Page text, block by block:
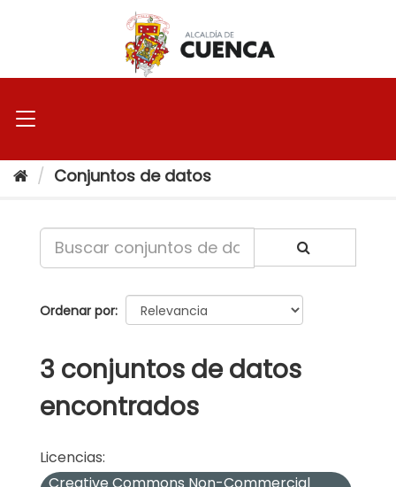
Conjuntos de datos
Ordenar por
3 conjuntos de datos
encontrados
Licencias:
Creative Commons Non-Commercial